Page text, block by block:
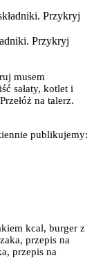
Przykryj
musem
sałaty, kotlet i
na talerz.
publikujemy:
kcal, burger z
przepis na
przepis na